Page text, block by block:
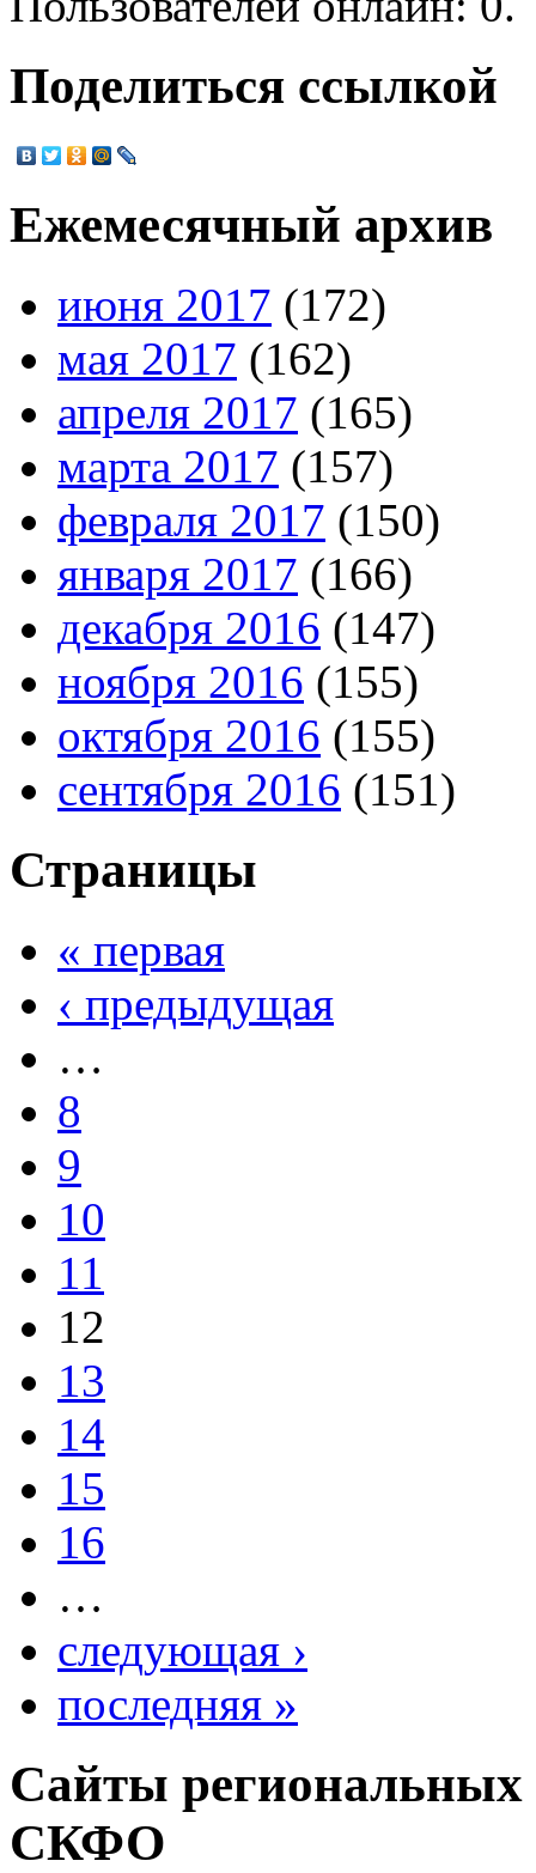
Поделиться ссылкой
Ежемесячный архив
июня 2017 (172)
мая 2017 (162)
апреля 2017 (165)
марта 2017 (157)
февраля 2017 (150)
января 2017 (166)
декабря 2016 (147)
ноября 2016 (155)
октября 2016 (155)
сентября 2016 (151)
Страницы
« первая
‹ предыдущая
…
8
9
10
11
12
13
14
15
16
…
следующая ›
последняя »
Сайты
СКФО